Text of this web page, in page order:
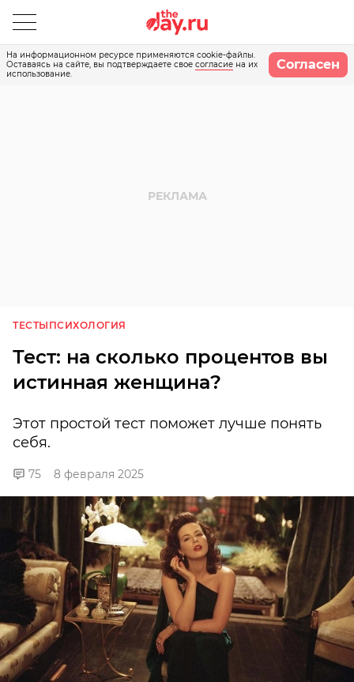
На информационном ресурсе применяются cookie-файлы.
Оставаясь на сайте, вы подтверждаете свое согласие на их
использование.
Согласен
ТЕСТЫ ПСИХОЛОГИЯ
Тест: на сколько процентов вы
истинная женщина?
Этот простой тест поможет лучше понять
себя.
75 8 февраля 2025